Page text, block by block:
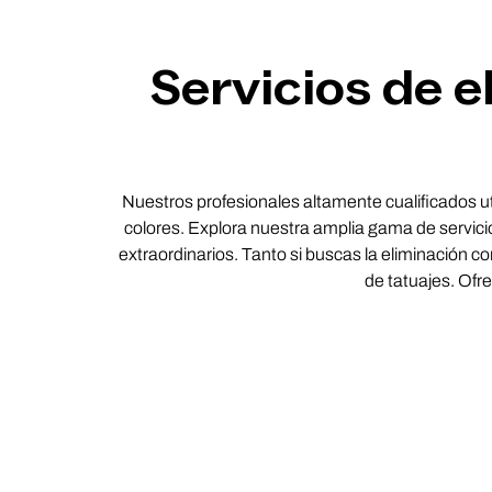
Servicios de
Nuestros profesionales altamente cualificados
colores. Explora nuestra amplia gama de
extraordinarios. Tanto si buscas la eliminación
de tatuajes.